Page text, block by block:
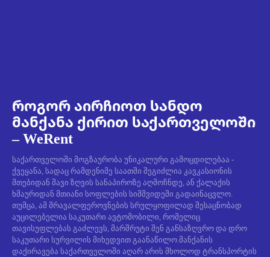
როგორ აირჩიოთ სანდო
მანქანა ქირით საქართველოში
– WeRent
საქართველოში მოგზაურობა უნიკალური გამოცდილებაა -
ქვეყანა, სადაც რამდენიმე საათში შეგიძლია კავკასიონის
მთებიდან შავი ზღვის სანაპიროზე აღმოჩნდე, ან ქალაქის
ხმაურიდან მთიანი სოფლების სიმშვიდეში გადაინაცვლო.
თუმცა, ამ მრავალფეროვნების სრულყოფილად შესაცნობად
აუცილებელია საკუთარი ავტომობილი, რომელიც
თავისუფლებას გაძლევს, მარშრუტი შენ განსაზღვრო და დრო
საკუთარი სურვილის მიხედვით გაანაწილო.მანქანის
დაქირავება საქართველოში აღარ არის მხოლოდ ტრანსპორტის